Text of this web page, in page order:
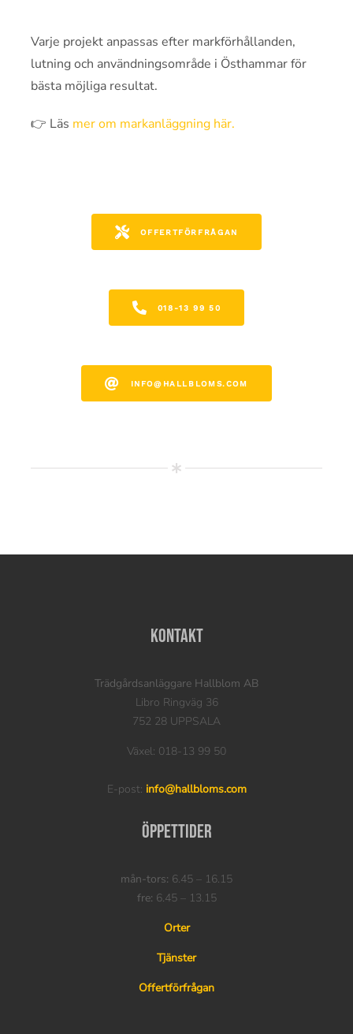
Varje projekt anpassas efter markförhållanden,
lutning och användningsområde i Östhammar för
bästa möjliga resultat.
👉 Läs mer om markanläggning här.
OFFERTFÖRFRÅGAN
018-13 99 50
INFO@HALLBLOMS.COM
Kontakt
Trädgårdsanläggare Hallblom AB
Libro Ringväg 36
752 28 UPPSALA
Växel: 018-13 99 50
E-post: info@hallbloms.com
Öppettider
mån-tors: 6.45 – 16.15
fre: 6.45 – 13.15
Orter
Tjänster
Offertförfrågan